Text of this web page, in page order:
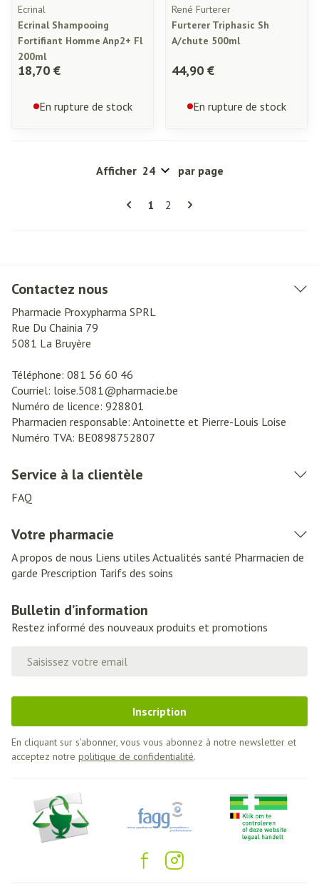
Ecrinal
Ecrinal Shampooing
Fortifiant Homme Anp2+ Fl
200ml
18,70 €
En rupture de stock
René Furterer
Furterer Triphasic Sh
A/chute 500ml
44,90 €
En rupture de stock
Pages
Vous lisez actuellement la page
1 Page
2
Afficher par page
Contactez nous
Pharmacie Proxypharma SPRL
Rue Du Chainia 79
5081 La Bruyère
Téléphone: 081 56 60 46
Courriel: loise.5081@pharmacie.be
Numéro de licence: 928801
Pharmacien responsable: Antoinette et Pierre-Louis Loise
Numéro TVA: BE0898752807
Service à la clientèle
FAQ
Votre pharmacie
A propos de nous Liens utiles Actualités santé Pharmacien de
garde Prescription Tarifs des soins
Bulletin d’information
Restez informé des nouveaux produits et promotions
Inscription
En cliquant sur s'abonner, vous vous abonnez à notre newsletter et
acceptez notre politique de confidentialité.